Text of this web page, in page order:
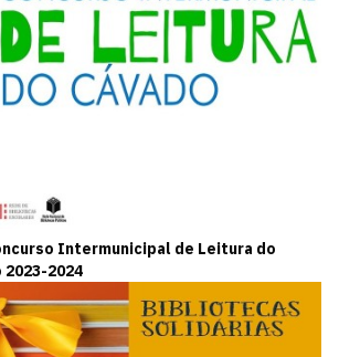
Intermunicipal de Leitura do
2023-2024